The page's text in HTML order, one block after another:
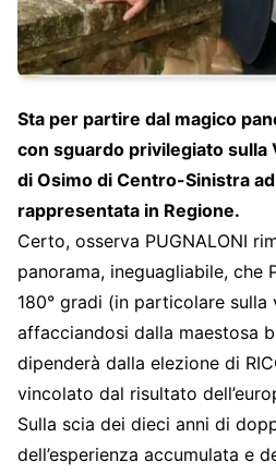
Sta per partire dal magico
con sguardo privilegiato sulla
di Osimo di Centro-Sinistra
rappresentata in Regione.
Certo, osserva PUGNALONI
panorama, ineguagliabile, che
180° gradi (in particolare sulla
affacciandosi dalla maestosa
dipenderà dalla elezione di
vincolato dal risultato
Sulla scia dei dieci anni di
dell’esperienza accumulata e